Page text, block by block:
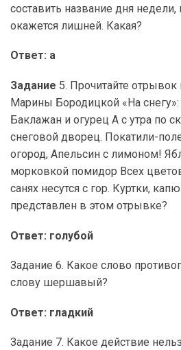
составить название дня недели,
окажется лишней. Какая?
Ответ: а
Задание 5. Прочитайте отрывок
Марины Бородицкой «На
Баклажан и огурец А с утра по
снеговой дворец. Покатили-
огород, Апельсин с лимоном!
морковкой помидор Всех
санях несутся с гор. Куртки,
представлен в этом отрывке?
Ответ: голубой
Задание 6. Какое слово
слову шершавый?
Ответ: гладкий
Задание 7. Какое действие